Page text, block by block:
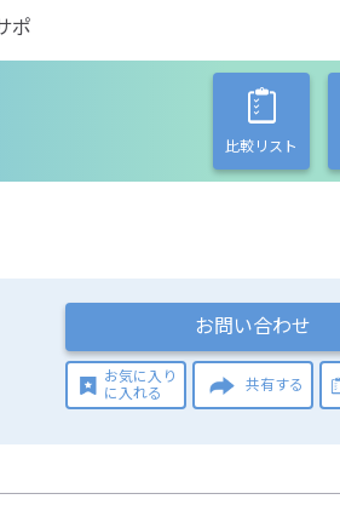
ポ
比較リスト
お問い合わせ
お気に入り
に入れる
共有する